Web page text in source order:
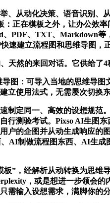
从动化决策、语音识别、
：正在模板之外，让办公效
PDF、TXT、Markdown等
速建立流程图和思维导图，
然的来回对话。它供给了4
：可导入当地的思维导图
立使用法式，无需屡次切换
定同一、高效的设想规范。
行测验考试。Pixso AI生图
户的企图并从动生成响应
AI制做流程图东西、AI生
，经解析从动转换为思维
，或是想进一步领会
需输入设想需求，满脚你的